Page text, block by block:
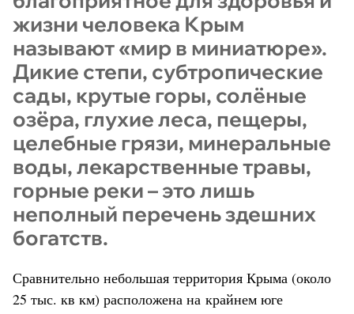
жизни человека Крым
называют «мир в миниатюре».
Дикие степи, субтропические
сады, крутые горы, солёные
озёра, глухие леса, пещеры,
целебные грязи, минеральные
воды, лекарственные травы,
горные реки – это лишь
неполный перечень здешних
богатств.
Сравнительно небольшая территория Крыма (около
25 тыс. кв км) расположена на крайнем юге